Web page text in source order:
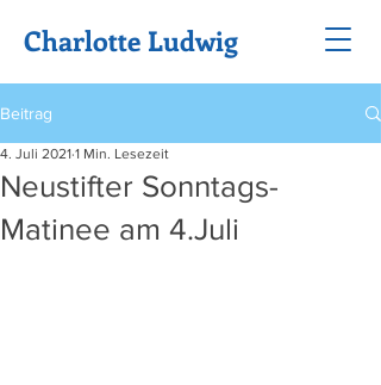
Charlotte Ludwig
Beitrag
Neustifter Sonntags-
Matinee am 4.Juli
4. Juli 2021 1 Min. Lesezeit